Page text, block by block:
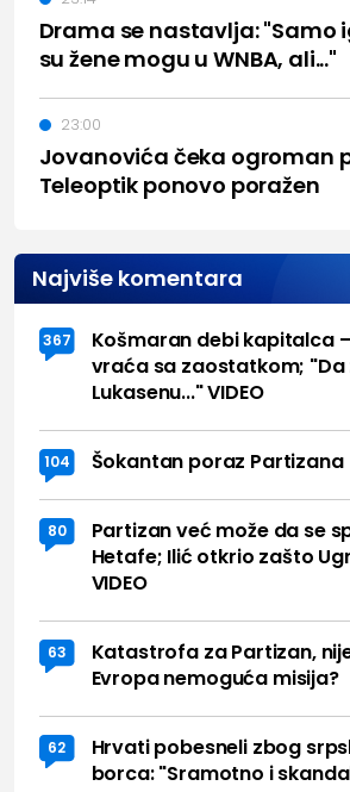
Drama se nastavlja: "Samo
su žene mogu u WNBA, ali..."
Jovanovića čeka ogroman
Teleoptik ponovo poražen
23:00
Najviše komentara
367
Košmaran debi kapitalca
vraća sa zaostatkom; "Da
Lukasenu..." VIDEO
104 Šokantan poraz Partizana
80
Partizan već može da se
Hetafe; Ilić otkrio zašto
VIDEO
63
Katastrofa za Partizan,
Evropa nemoguća misija?
62
Hrvati pobesneli zbog
borca: "Sramotno i